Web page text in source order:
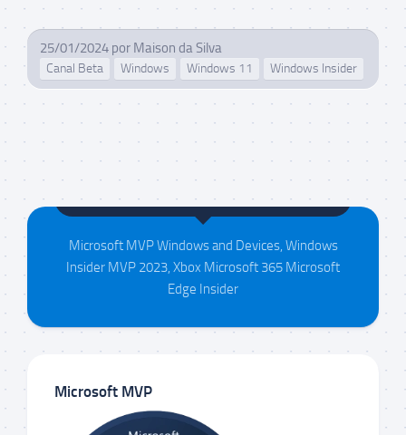
25/01/2024 por Maison da Silva
Canal Beta Windows Windows 11 Windows Insider
Maison da Silva
Microsoft MVP Windows and Devices, Windows
Insider MVP 2023, Xbox Microsoft 365 Microsoft
Edge Insider
Microsoft MVP